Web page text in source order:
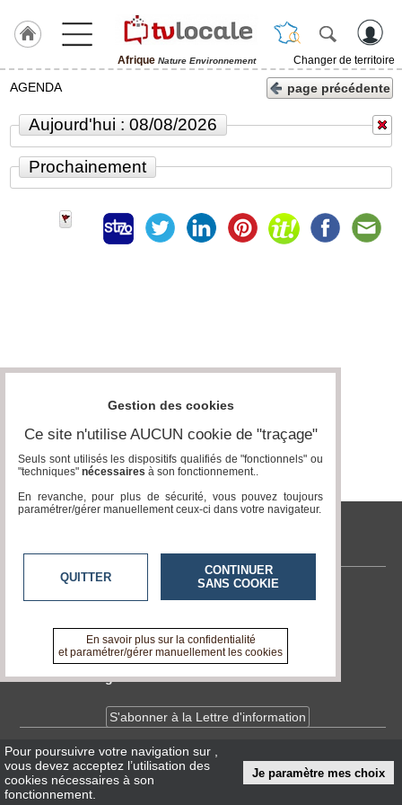
Afrique Nature Environnement
Changer de territoire
J'adhère
ACCUEIL
Afrique
Gazette
Médias
groupe
Blogs
Prémium
annuaire
Accès
AGENDA page précédente
Aujourd'hui : 08/08/2026
Prochainement
tvlocale.fr
Contactez-nous
A propos de tvlocale.fr
Devenir délégué
S'abonner à la Lettre d'information
InfosCNIL/RGPD
Conditions Générales d'Utilisation
Pour poursuivre votre navigation sur
vous devez acceptez l’utilisation des
cookies nécessaires à son
fonctionnement.
Je paramètre mes choix
Gestion des cookies
Ce site n'utilise AUCUN cookie de "traçage"
Seuls sont utilisés les dispositifs qualifiés de "fonctionnels" ou
"techniques" nécessaires à son fonctionnement..
En revanche, pour plus de sécurité, vous pouvez toujours
paramétrer/gérer manuellement ceux-ci dans votre navigateur.
QUITTER
CONTINUER
SANS COOKIE
En savoir plus sur la confidentialité
et paramétrer/gérer manuellement les cookies